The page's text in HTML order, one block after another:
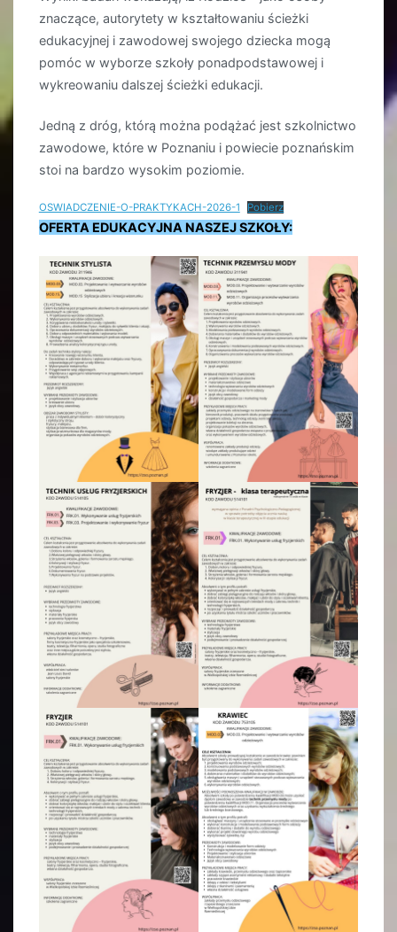
znaczące, autorytety w kształtowaniu ścieżki
edukacyjnej i zawodowej swojego dziecka mogą
pomóc w wyborze szkoły ponadpodstawowej i
wykreowaniu dalszej ścieżki edukacji.
Jedną z dróg, którą można podążać jest szkolnictwo
zawodowe, które w Poznaniu i powiecie poznańskim
stoi na bardzo wysokim poziomie.
OSWIADCZENIE-O-PRAKTYKACH-2026-1 Pobierz
OFERTA EDUKACYJNA NASZEJ SZKOŁY: